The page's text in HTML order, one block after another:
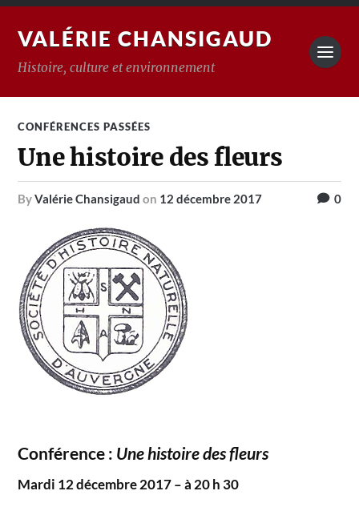
VALÉRIE CHANSIGAUD
Histoire, culture et environnement
CONFÉRENCES PASSÉES
Une histoire des fleurs
byValérie Chansigaud on 12 décembre 2017 0
Conférence : Une histoire des fleurs
Mardi 12 décembre 2017 – à 20 h 30